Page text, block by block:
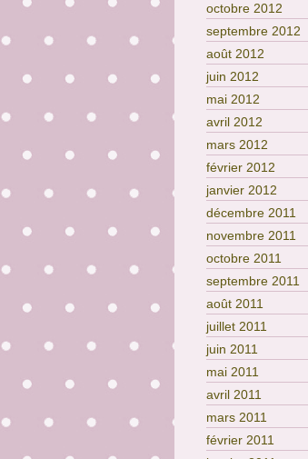
octobre 2012
septembre 2012
août 2012
juin 2012
mai 2012
avril 2012
mars 2012
février 2012
janvier 2012
décembre 2011
novembre 2011
octobre 2011
septembre 2011
août 2011
juillet 2011
juin 2011
mai 2011
avril 2011
mars 2011
février 2011